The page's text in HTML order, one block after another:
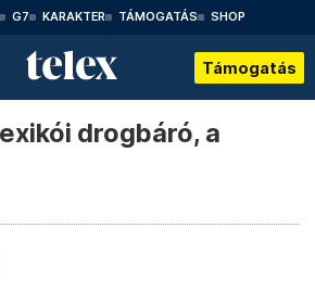
G7 KARAKTER TÁMOGATÁS SHOP
Támogatás
drogbáró, a